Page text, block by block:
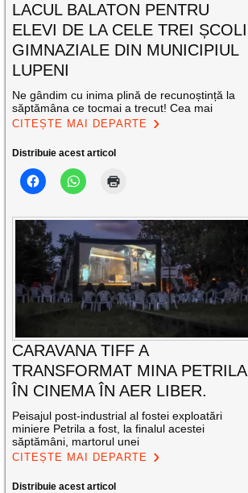
LACUL BALATON PENTRU
ELEVI DE LA CELE TREI ȘCOLI
GIMNAZIALE DIN MUNICIPIUL
LUPENI
Ne gândim cu inima plină de recunoștință la
săptămâna ce tocmai a trecut! Cea mai
CITEȘTE MAI DEPARTE
Distribuie acest articol
CARAVANA TIFF A
TRANSFORMAT MINA PETRILA
ÎN CINEMA ÎN AER LIBER.
Peisajul post-industrial al fostei exploatări
miniere Petrila a fost, la finalul acestei
săptămâni, martorul unei
CITEȘTE MAI DEPARTE
Distribuie acest articol